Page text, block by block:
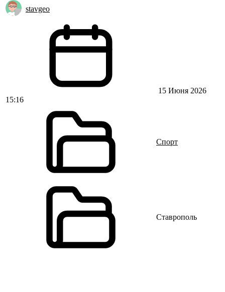
stavgeo
15 Июня 2026
15:16
Спорт
Ставрополь